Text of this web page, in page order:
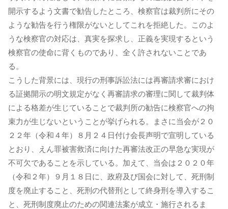
開示するよう文書で勧告したところ、検察官は裁判所にその
ような勧告を行う権限がないとしてこれを拒絶した。このよ
うな検察官の対応は、真実を探求し、正義を実現するという
検察官の使命に背くものであり、全く許されないことであ
る。
こうした背景には、現行の刑事訴訟法には再審請求審におけ
る証拠開示の明文規定がなく再審請求の審理に関して裁判体
による格差が生じていることで裁判所の勧告に検察官への拘
束力が生じないということが挙げられる。まさに当会が２０
２２年（令和４年）８月２４日付け会長声明で宣明している
とおり、えん罪被害救済に向けた再審法改正の早急な実現が
不可欠であることを示している。加えて、当会は２０２０年
（令和２年）９月１８日に、政府及び国会に対して、死刑制
度を廃止すること、死刑の代替刑として終身刑を導入するこ
と、死刑制度廃止のための関連法案が成立・施行されるま